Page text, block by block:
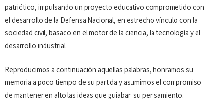
patriótico, impulsando un proyecto educativo comprometido con
el desarrollo de la Defensa Nacional, en estrecho vínculo con la
sociedad civil, basado en el motor de la ciencia, la tecnología y el
desarrollo industrial.
Reproducimos a continuación aquellas palabras, honramos su
memoria a poco tiempo de su partida y asumimos el compromiso
de mantener en alto las ideas que guiaban su pensamiento.